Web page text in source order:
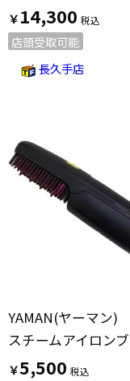
￥14,300
店頭受取可能
長久手店
YAMAN(ヤーマン)
￥5,500